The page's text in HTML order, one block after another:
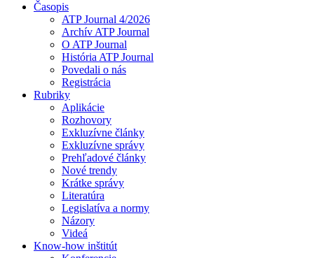
Časopis
ATP Journal 4/2026
Archív ATP Journal
O ATP Journal
História ATP Journal
Povedali o nás
Registrácia
Rubriky
Aplikácie
Rozhovory
Exkluzívne články
Exkluzívne správy
Prehľadové články
Nové trendy
Krátke správy
Literatúra
Legislatíva a normy
Názory
Videá
Know-how inštitút